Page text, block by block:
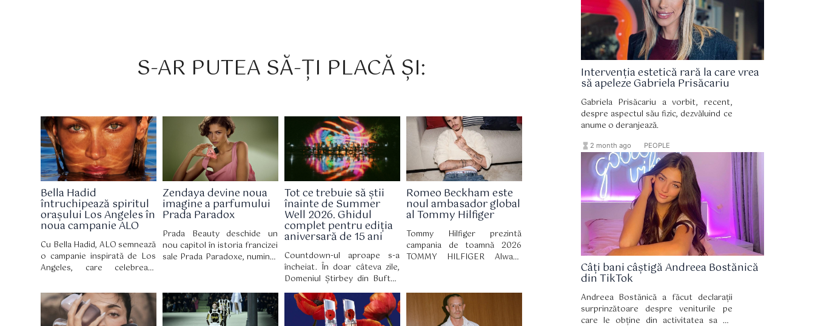
S-AR PUTEA SĂ-ȚI PLACĂ ȘI:
Bella Hadid
întruchipează spiritul
orașului Los Angeles în
noua campanie ALO
Cu Bella Hadid, ALO semnează
o campanie inspirată de Los
Angeles, care celebrează
pe echilibru, mișcare și
acceptare de sine.
Zendaya devine noua
imagine a parfumului
Prada Paradox
Prada Beauty deschide un
nou capitol în istoria francizei
sale Prada Paradoxe, numind-
simplu parteneriat, această
colaborare celebrează o
personalitate multifațetată,
Tot ce trebuie să știi
înainte de Summer
Well 2026. Ghidul
complet pentru ediția
aniversară de 15 ani
Countdown-ul aproape s-a
încheiat. În doar câteva zile,
Domeniul Știrbey din Buftea
devine din nou locul în care
zeci de mii de oameni vin
pentru trei zile de muzică,
Romeo Beckham este
noul ambasador global
al Tommy Hilfiger
Tommy Hilfiger prezintă
campania de toamnă 2026
TOMMY HILFIGER Always
filmată în cadrul hotelului The
Mark, unde stilul newyorkez și
influența culturală se
Intervenția estetică rară la care vrea
să apeleze Gabriela Prisăcariu
Gabriela Prisăcariu a vorbit, recent,
despre aspectul său fizic, dezvăluind ce
anume o deranjează.
hourglass_full 2 month ago PEOPLE
Câți bani câștigă Andreea Bostănică
din TikTok
Andreea Bostănică a făcut declarații
surprinzătoare despre veniturile pe
care le obține din activitatea sa pe